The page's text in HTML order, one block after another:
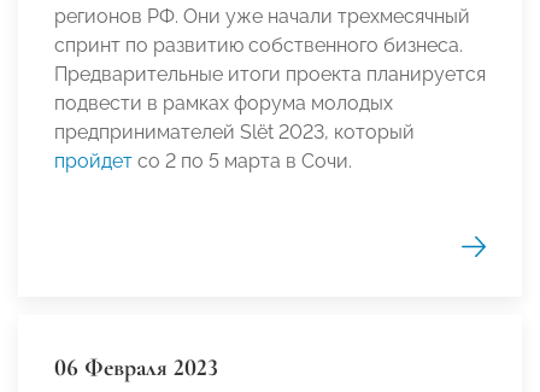
регионов РФ. Они уже начали трехмесячный
спринт по развитию собственного бизнеса.
Предварительные итоги проекта планируется
подвести в рамках форума молодых
предпринимателей Slёt 2023, который
пройдет со 2 по 5 марта в Сочи.
06 Февраля 2023